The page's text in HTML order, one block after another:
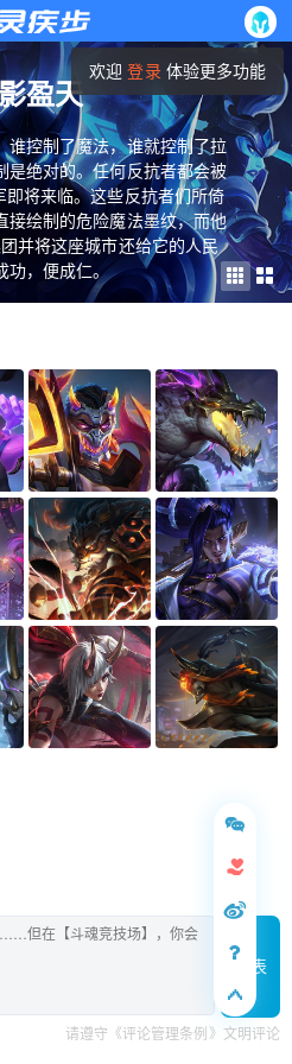
欢迎 登录 体验更多功能
盈天
谁控制了魔法，谁就控制了拉
是绝对的。任何反抗者都会被
将来临。这些反抗者们所倚
接绘制的危险魔法墨纹，而他
并将这座城市还给它的人民
，便成仁。
发表
请遵守《评论管理条例》文明评论